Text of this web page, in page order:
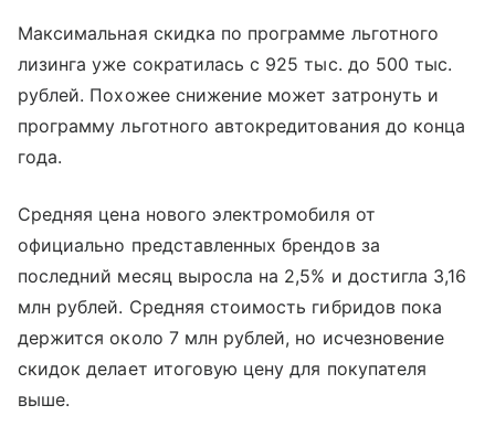
Максимальная скидка по программе льготного
лизинга уже сократилась с 925 тыс. до 500 тыс.
рублей. Похожее снижение может затронуть и
программу льготного автокредитования до конца
года.
Средняя цена нового электромобиля от
официально представленных брендов за
последний месяц выросла на 2,5% и достигла 3,16
млн рублей. Средняя стоимость гибридов пока
держится около 7 млн рублей, но исчезновение
скидок делает итоговую цену для покупателя
выше.